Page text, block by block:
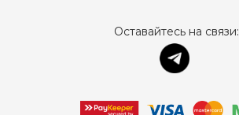
Оставайтесь на связи: